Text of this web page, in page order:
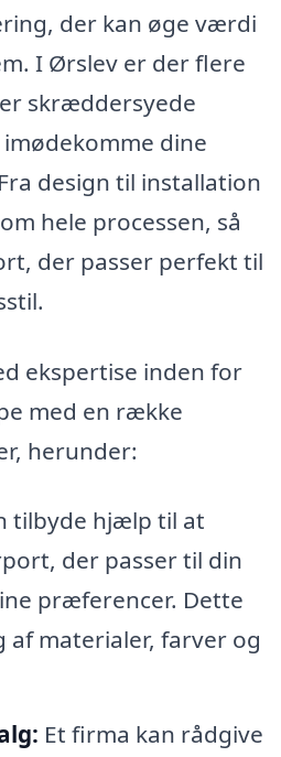
der kan øge værdi
I Ørslev er der flere
skræddersyede
dine
design til installation
hele processen, så
der passer perfekt til
ekspertise inden for
med en række
herunder:
tilbyde hjælp til at
der passer til din
præferencer. Dette
af materialer, farver og
Et firma kan rådgive